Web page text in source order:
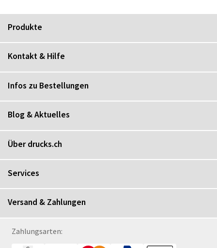
Produkte
Kontakt & Hilfe
Infos zu Bestellungen
Blog & Aktuelles
Über drucks.ch
Services
Versand & Zahlungen
Zahlungsarten: